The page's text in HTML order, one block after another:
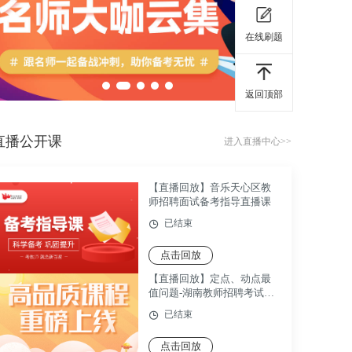
播公开课 进入直播中心>>
【直播回放】音乐天心区教
师招聘面试备考指导直播课
已结束
点击回放
【直播回放】定点、动点最
值问题-湖南教师招聘考试数
学考点精讲课
已结束
点击回放
在线刷题
返回顶部